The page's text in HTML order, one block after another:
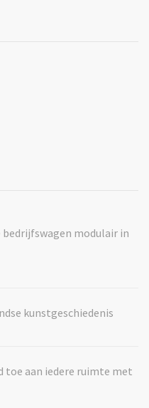
bedrijfswagen modulair in
kunstgeschiedenis
toe aan iedere ruimte met